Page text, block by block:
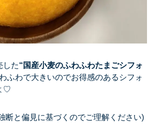
した“ 国産小麦のふわふわたまごシフォ
ふわで大きいのでお得感のあるシフォ
♡
断と偏見に基づくのでご理解ください)